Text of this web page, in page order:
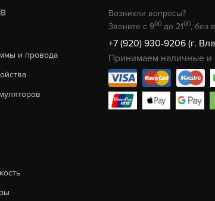
и провода
Возникли вопросы?
Звоните с 900 до 2100, без
+7 (920) 930-9206 (г.
Принимаем наличные и